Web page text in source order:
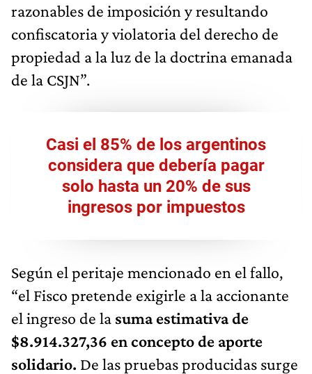
razonables de imposición y resultando
confiscatoria y violatoria del derecho de
propiedad a la luz de la doctrina emanada
de la CSJN”.
Casi el 85% de los argentinos
considera que debería pagar
solo hasta un 20% de sus
ingresos por impuestos
Según el peritaje mencionado en el fallo,
“el Fisco pretende exigirle a la accionante
el ingreso de la suma estimativa de
$8.914.327,36 en concepto de aporte
solidario. De las pruebas producidas surge